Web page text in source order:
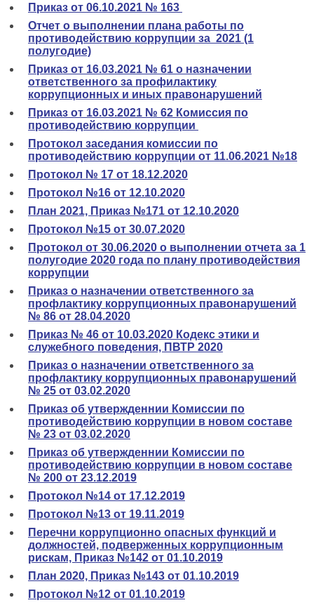
Приказ от 06.10.2021 № 163
Отчет о выполнении плана работы по
противодействию коррупции за 2021 (1
полугодие)
Приказ от 16.03.2021 № 61 о назначении
ответственного за профилактику
коррупционных и иных правонарушений
Приказ от 16.03.2021 № 62 Комиссия по
противодействию коррупции
Протокол заседания комиссии по
противодействию коррупции от 11.06.2021 №18
Протокол № 17 от 18.12.2020
Протокол №16 от 12.10.2020
План 2021, Приказ №171 от 12.10.2020
Протокол №15 от 30.07.2020
Протокол от 30.06.2020 о выполнении отчета за 1
полугодие 2020 года по плану противодействия
коррупции
Приказ о назначении ответственного за
профлактику коррупционных правонарушений
№ 86 от 28.04.2020
Приказ № 46 от 10.03.2020 Кодекс этики и
служебного поведения, ПВТР 2020
Приказ о назначении ответственного за
профлактику коррупционных правонарушений
№ 25 от 03.02.2020
Приказ об утвержденнии Комиссии по
противодействию коррупции в новом составе
№ 23 от 03.02.2020
Приказ об утвержденнии Комиссии по
противодействию коррупции в новом составе
№ 200 от 23.12.2019
Протокол №14 от 17.12.2019
Протокол №13 от 19.11.2019
Перечни коррупционно опасных функций и
должностей, подверженных коррупционным
рискам, Приказ №142 от 01.10.2019
План 2020, Приказ №143 от 01.10.2019
Протокол №12 от 01.10.2019